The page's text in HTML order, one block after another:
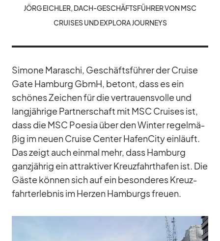
JÖRG EICH­LER, DACH-GE­SCHÄFTS­FÜH­RER VON MSC
CRUI­SES UND EX­PLORA JOUR­NEYS
Si­mone Ma­ra­schi, Ge­schäfts­füh­rer der Cruise
Gate Ham­burg GbmH, be­tont, dass es ein
schö­nes Zei­chen für die ver­trau­ens­volle und
lang­jäh­rige Part­ner­schaft mit MSC Crui­ses ist,
dass die MSC Poe­sia über den Win­ter re­gel­mä­
ßig im neuen Cruise Cen­ter Ha­fen­City ein­läuft.
Das zeigt auch ein­mal mehr, dass Ham­burg
ganz­jäh­rig ein at­trak­ti­ver Kreuz­fahrt­ha­fen ist. Die
Gäste kön­nen sich auf ein be­son­de­res Kreuz­
fahrt­er­leb­nis im Her­zen Ham­burgs freuen.